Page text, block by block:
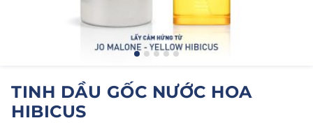
TINH DẦU GỐC NƯỚC HOA
HIBICUS